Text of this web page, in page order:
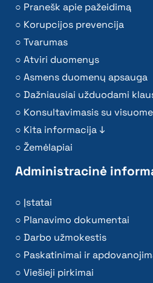
Pranešk apie pažeidimą
Korupcijos prevencija
Tvarumas
Atviri duomenys
Asmens duomenų apsauga
Dažniausiai užduodami
Konsultavimasis su
Kita informacija ↓
Žemėlapiai
Administracinė
Įstatai
Planavimo dokumentai
Darbo užmokestis
Paskatinimai ir
Viešieji pirkimai